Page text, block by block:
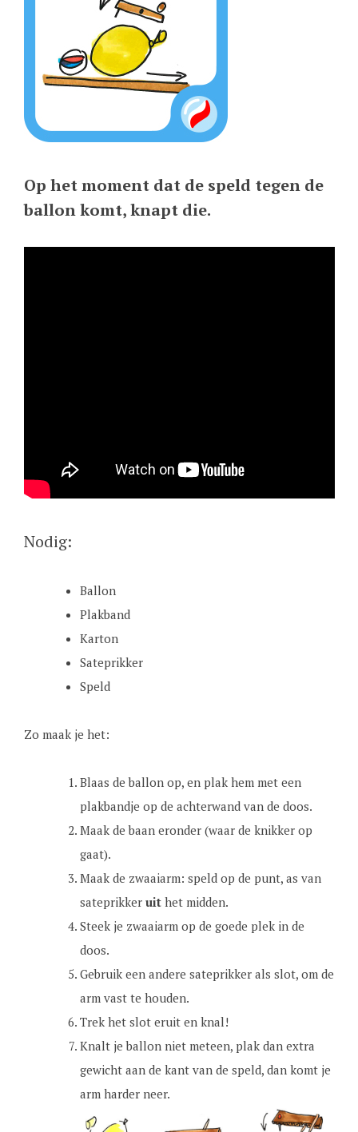
Op het moment dat de speld tegen de
ballon komt, knapt die.
Nodig:
Ballon
Plakband
Karton
Sateprikker
Speld
Zo maak je het:
Blaas de ballon op, en plak hem met een
plakbandje op de achterwand van de doos.
Maak de baan eronder (waar de knikker op
gaat).
Maak de zwaaiarm: speld op de punt, as van
sateprikker uithet midden.
Steek je zwaaiarm op de goede plek in de
doos.
Gebruik een andere sateprikker als slot, om de
arm vast te houden.
Trek het slot eruit en knal!
Knalt je ballon niet meteen, plak dan extra
gewicht aan de kant van de speld, dan komt je
arm harder neer.